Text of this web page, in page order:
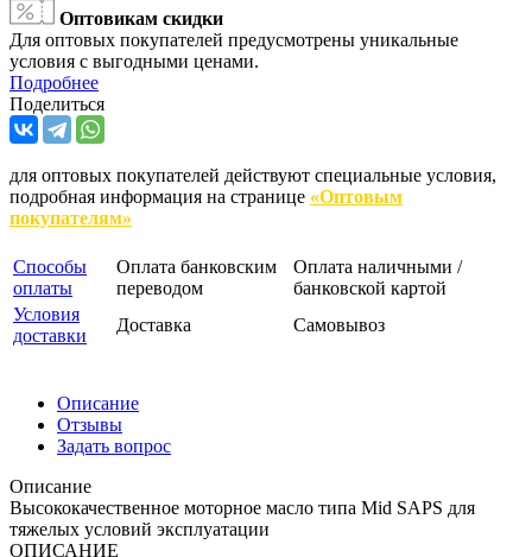
Оптовикам скидки
Для оптовых покупателей предусмотрены уникальные
условия с выгодными ценами.
Подробнее
Поделиться
для оптовых покупателей действуют специальные условия,
подробная информация на странице «Оптовым
покупателям»
Способы
оплаты
Оплата банковским
переводом
Оплата наличными /
банковской картой
Условия
доставки
Доставка Самовывоз
Описание
Отзывы
Задать вопрос
Описание
Высококачественное моторное масло типа Mid SAPS для
тяжелых условий эксплуатации
ОПИСАНИЕ